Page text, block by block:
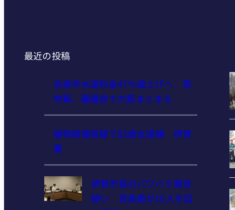
最近の投稿
名張市水道料金47％値上げへ 答
申案、審議会で大筋まとまる
器物損壊容疑で83歳女逮捕 伊賀
署
伊賀市長のパワハラ発言
疑い 百条委が10人を証